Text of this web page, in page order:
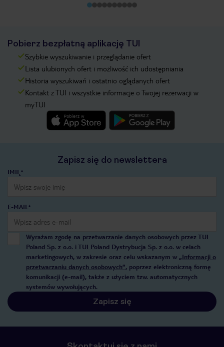
Pobierz bezpłatną aplikację TUI
Szybkie wyszukiwanie i przeglądanie ofert
Lista ulubionych ofert i możliwość ich udostępniania
Historia wyszukiwań i ostatnio oglądanych ofert
Kontakt z TUI i wszystkie informacje o Twojej rezerwacji w
myTUI
Zapisz się do newslettera
IMIĘ*
E-MAIL*
Wyrażam zgodę na przetwarzanie danych osobowych przez TUI
Poland Sp. z o.o. i TUI Poland Dystrybucja Sp. z o.o. w celach
marketingowych, w zakresie oraz celu wskazanym w „Informacji o
przetwarzaniu danych osobowych”, poprzez elektroniczną formę
komunikacji (e-mail), także z użyciem tzw. automatycznych
systemów wywołujących.
Zapisz się